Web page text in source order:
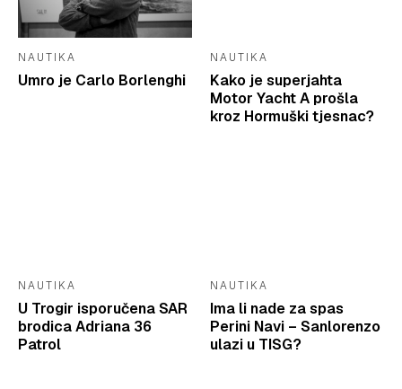
NAUTIKA
Umro je Carlo Borlenghi
NAUTIKA
Kako je superjahta
Motor Yacht A prošla
kroz Hormuški tjesnac?
NAUTIKA
U Trogir isporučena SAR
brodica Adriana 36
Patrol
NAUTIKA
Ima li nade za spas
Perini Navi – Sanlorenzo
ulazi u TISG?